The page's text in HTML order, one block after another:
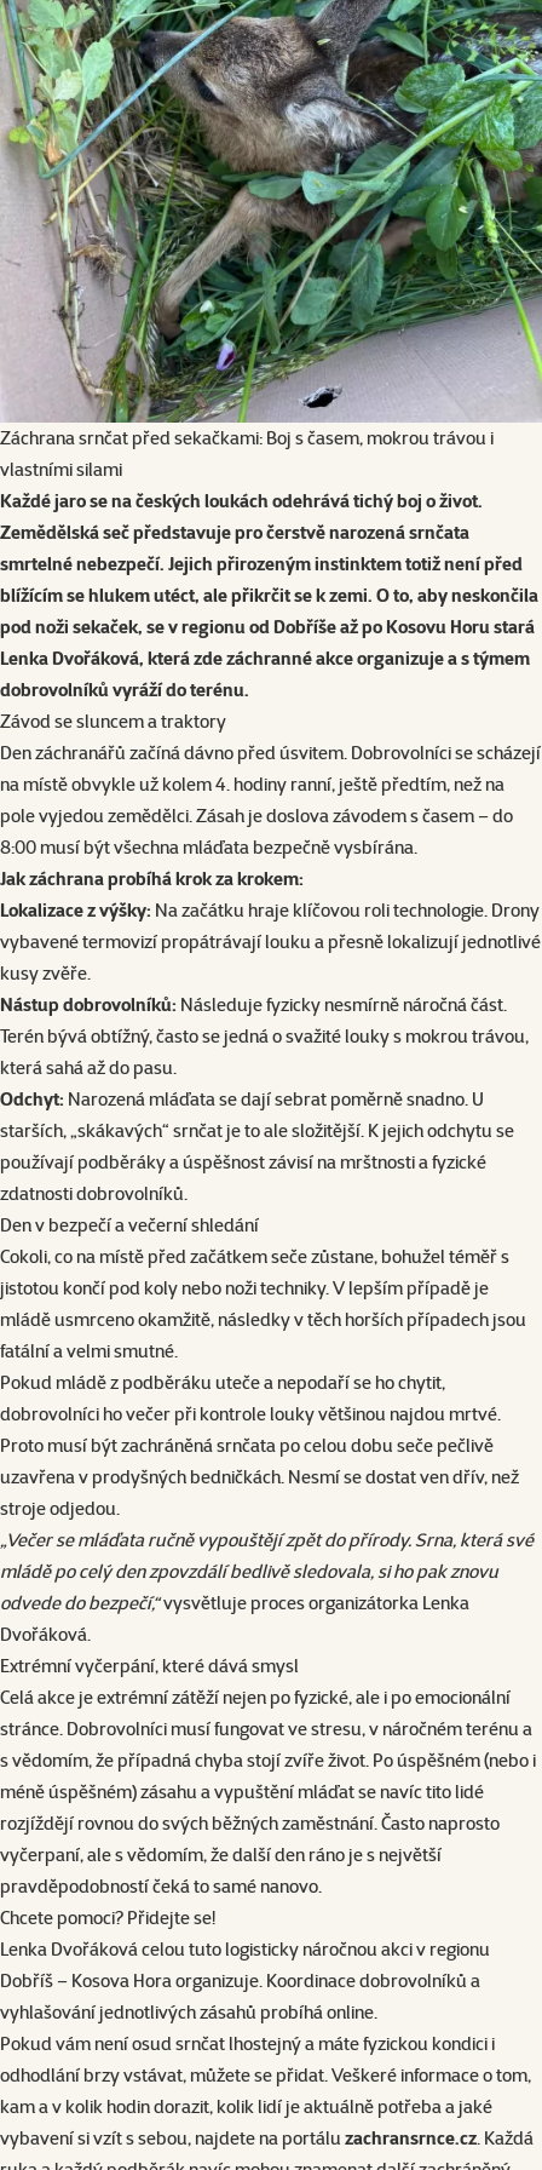
Záchrana srnčat před sekačkami: Boj s časem, mokrou trávou i
vlastními silami
Každé jaro se na českých loukách odehrává tichý boj o život.
Zemědělská seč představuje pro čerstvě narozená srnčata
smrtelné nebezpečí. Jejich přirozeným instinktem totiž není před
blížícím se hlukem utéct, ale přikrčit se k zemi. O to, aby neskončila
pod noži sekaček, se v regionu od Dobříše až po Kosovu Horu stará
Lenka Dvořáková, která zde záchranné akce organizuje a s týmem
dobrovolníků vyráží do terénu.
Závod se sluncem a traktory
Den záchranářů začíná dávno před úsvitem. Dobrovolníci se scházejí
na místě obvykle už kolem 4. hodiny ranní, ještě předtím, než na
pole vyjedou zemědělci. Zásah je doslova závodem s časem – do
8:00 musí být všechna mláďata bezpečně vysbírána.
Jak záchrana probíhá krok za krokem:
Lokalizace z výšky: Na začátku hraje klíčovou roli technologie. Drony
vybavené termovizí propátrávají louku a přesně lokalizují jednotlivé
kusy zvěře.
Nástup dobrovolníků: Následuje fyzicky nesmírně náročná část.
Terén bývá obtížný, často se jedná o svažité louky s mokrou trávou,
která sahá až do pasu.
Odchyt: Narozená mláďata se dají sebrat poměrně snadno. U
starších, „skákavých“ srnčat je to ale složitější. K jejich odchytu se
používají podběráky a úspěšnost závisí na mrštnosti a fyzické
zdatnosti dobrovolníků.
Den v bezpečí a večerní shledání
Cokoli, co na místě před začátkem seče zůstane, bohužel téměř s
jistotou končí pod koly nebo noži techniky. V lepším případě je
mládě usmrceno okamžitě, následky v těch horších případech jsou
fatální a velmi smutné.
Pokud mládě z podběráku uteče a nepodaří se ho chytit,
dobrovolníci ho večer při kontrole louky většinou najdou mrtvé.
Proto musí být zachráněná srnčata po celou dobu seče pečlivě
uzavřena v prodyšných bedničkách. Nesmí se dostat ven dřív, než
stroje odjedou.
„Večer se mláďata ručně vypouštějí zpět do přírody. Srna, která své
mládě po celý den zpovzdálí bedlivě sledovala, si ho pak znovu
odvede do bezpečí,“vysvětluje proces organizátorka Lenka
Dvořáková.
Extrémní vyčerpání, které dává smysl
Celá akce je extrémní zátěží nejen po fyzické, ale i po emocionální
stránce. Dobrovolníci musí fungovat ve stresu, v náročném terénu a
s vědomím, že případná chyba stojí zvíře život. Po úspěšném (nebo i
méně úspěšném) zásahu a vypuštění mláďat se navíc tito lidé
rozjíždějí rovnou do svých běžných zaměstnání. Často naprosto
vyčerpaní, ale s vědomím, že další den ráno je s největší
pravděpodobností čeká to samé nanovo.
Chcete pomoci? Přidejte se!
Lenka Dvořáková celou tuto logisticky náročnou akci v regionu
Dobříš – Kosova Hora organizuje. Koordinace dobrovolníků a
vyhlašování jednotlivých zásahů probíhá online.
Pokud vám není osud srnčat lhostejný a máte fyzickou kondici i
odhodlání brzy vstávat, můžete se přidat. Veškeré informace o tom,
kam a v kolik hodin dorazit, kolik lidí je aktuálně potřeba a jaké
vybavení si vzít s sebou, najdete na portálu zachransrnce.cz . Každá